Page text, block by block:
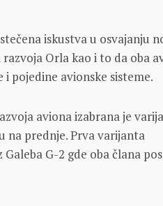
iskustva u osvajanju
Orla kao i to da oba
pojedine avionske sisteme.
aviona izabrana je
na prednje. Prva varijanta
G-2 gde oba člana